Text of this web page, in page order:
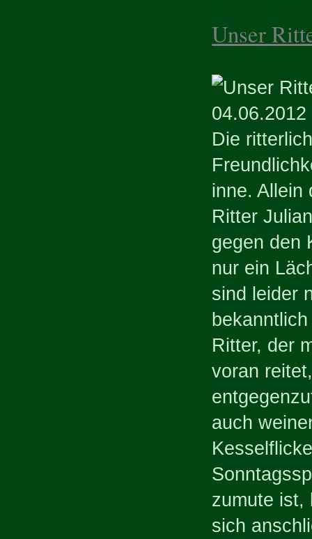
Unser
04.06.2012
Die
inne. Allein
Ritter
gegen den
nur ein
sind leider
Ritter, der
voran
auch
zumute ist,
sich